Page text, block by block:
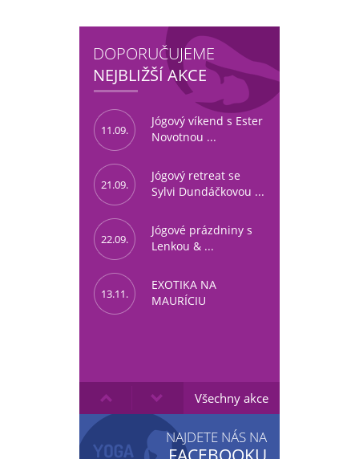
DOPORUČUJEME
NEJBLIŽŠÍ AKCE
11.09.
Jógový víkend s Ester
Novotnou ...
21.09.
Jógový retreat se
Sylvi Dundáčkovou ...
22.09.
Jógové prázdniny s
Lenkou & ...
13.11.
EXOTIKA NA
MAURÍCIU
Všechny akce
NAJDETE NÁS NA